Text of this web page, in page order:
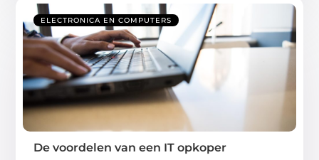
ELECTRONICA EN COMPUTERS
De voordelen van een IT opkoper